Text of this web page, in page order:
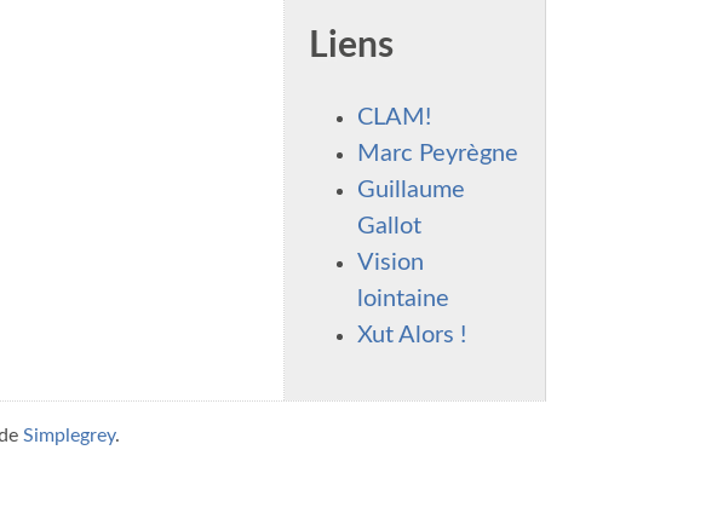
Liens
CLAM!
Marc Peyrègne
Guillaume
Gallot
Vision
lointaine
Xut Alors !
Simplegrey.